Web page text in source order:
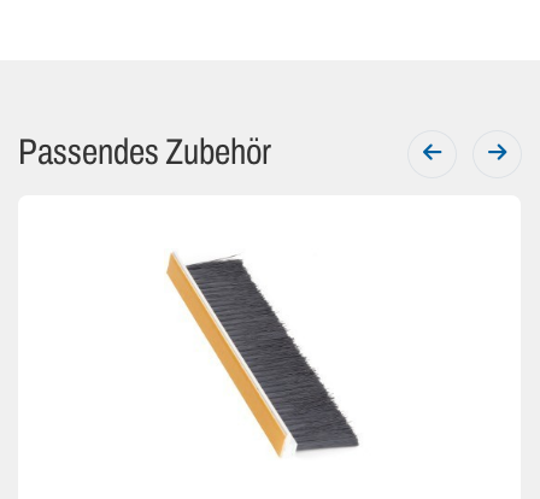
Passendes Zubehör